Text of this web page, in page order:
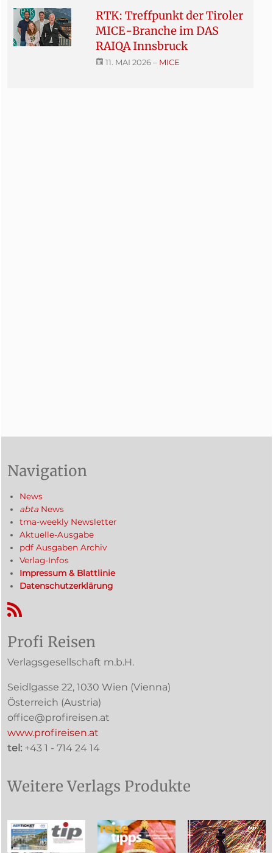
RTK: Treffpunkt der Tiroler
MICE-Branche im DAS
RAIQA Innsbruck
11. MAI 2026– MICE
Navigation
News
abta News
tma-weekly Newsletter
Aktuelle-Ausgabe
pdf Ausgaben Archiv
Verlag-Infos
Impressum & Blattlinie
Datenschutzerklärung
RSS-Feed
Profi Reisen
Verlagsgesellschaft m.b.H.
Seidlgasse 22, 1030 Wien (Vienna)
Österreich (Austria)
office@profireisen.at
www.profireisen.at
tel: +43 1 - 714 24 14
Weitere Verlags Produkte